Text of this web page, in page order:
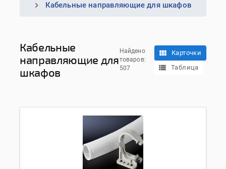
Кабельные направляющие для шкафов
Кабельные
направляющие для
шкафов
Найдено
товаров:
507
Карточки
Таблица